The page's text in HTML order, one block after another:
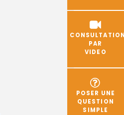
PAR
VIDEO
POSER UNE
QUESTION
SIMPLE